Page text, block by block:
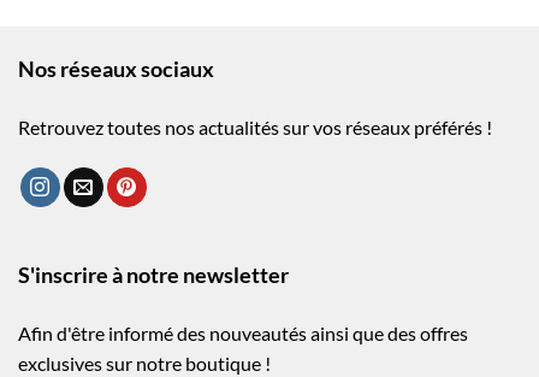
Nos réseaux sociaux
Retrouvez toutes nos actualités sur vos réseaux préférés !
S'inscrire à notre newsletter
Afin d'être informé des nouveautés ainsi que des offres
exclusives sur notre boutique !